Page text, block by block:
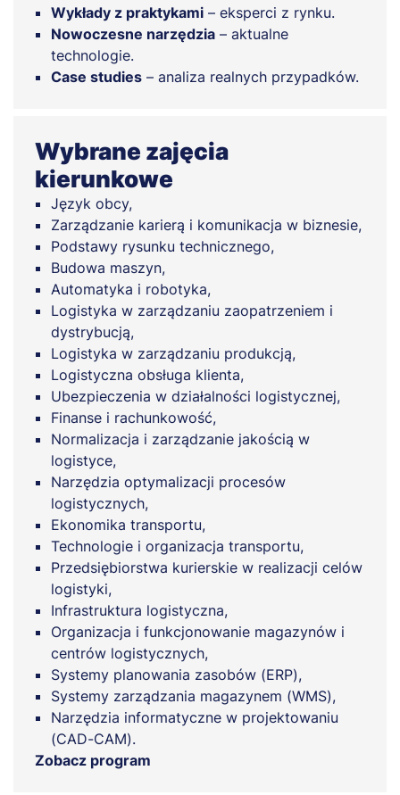
Wykłady z praktykami – eksperci z rynku.
Nowoczesne narzędzia – aktualne
technologie.
Case studies – analiza realnych przypadków.
Wybrane zajęcia
kierunkowe
Język obcy,
Zarządzanie karierą i komunikacja w biznesie,
Podstawy rysunku technicznego,
Budowa maszyn,
Automatyka i robotyka,
Logistyka w zarządzaniu zaopatrzeniem i
dystrybucją,
Logistyka w zarządzaniu produkcją,
Logistyczna obsługa klienta,
Ubezpieczenia w działalności logistycznej,
Finanse i rachunkowość,
Normalizacja i zarządzanie jakością w
logistyce,
Narzędzia optymalizacji procesów
logistycznych,
Ekonomika transportu,
Technologie i organizacja transportu,
Przedsiębiorstwa kurierskie w realizacji celów
logistyki,
Infrastruktura logistyczna,
Organizacja i funkcjonowanie magazynów i
centrów logistycznych,
Systemy planowania zasobów (ERP),
Systemy zarządzania magazynem (WMS),
Narzędzia informatyczne w projektowaniu
(CAD-CAM).
Zobacz program